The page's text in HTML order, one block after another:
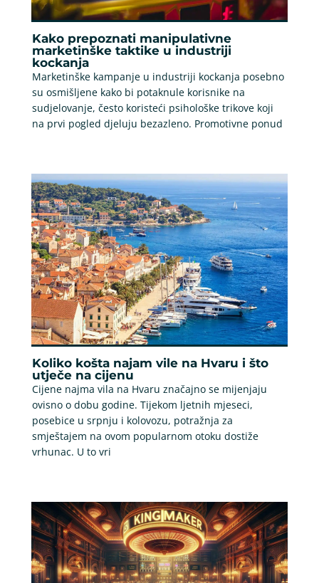
Kako prepoznati manipulativne
marketinške taktike u industriji
kockanja
Marketinške kampanje u industriji kockanja posebno
su osmišljene kako bi potaknule korisnike na
sudjelovanje, često koristeći psihološke trikove koji
na prvi pogled djeluju bezazleno. Promotivne ponud
Koliko košta najam vile na Hvaru i što
utječe na cijenu
Cijene najma vila na Hvaru značajno se mijenjaju
ovisno o dobu godine. Tijekom ljetnih mjeseci,
posebice u srpnju i kolovozu, potražnja za
smještajem na ovom popularnom otoku dostiže
vrhunac. U to vri